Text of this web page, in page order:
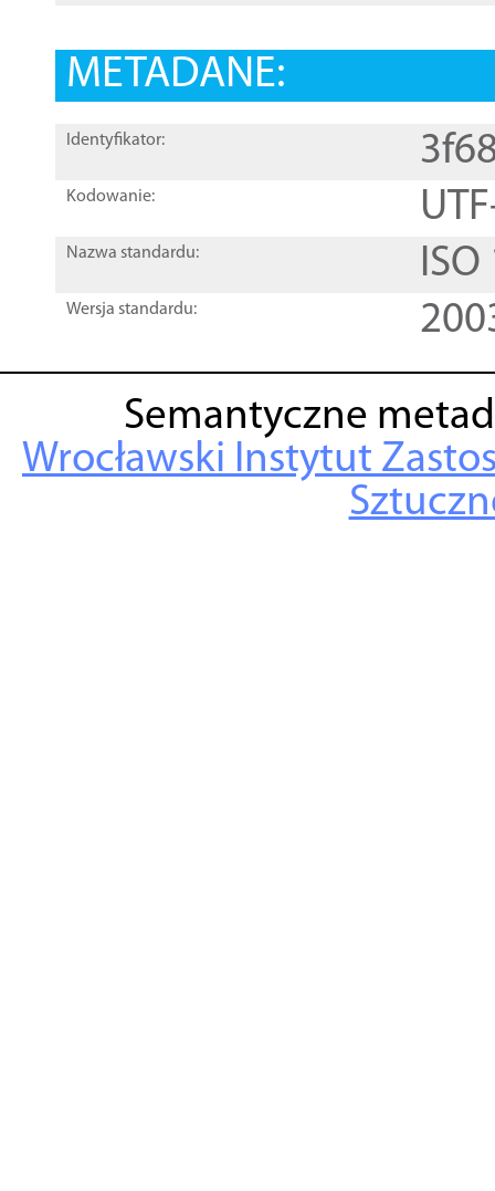
METADANE:
Identyfikator:
Kodowanie:
Nazwa standardu:
Wersja standardu:
Semantyczne
Wrocławski Instytut